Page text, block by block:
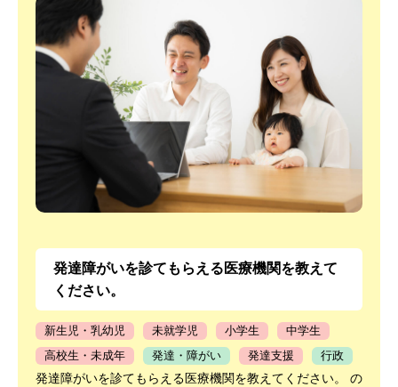
発達障がいを診てもらえる医療機関を教えて
ください。
新生児・乳幼児 未就学児 小学生
中学生
高校生・未成年
発達・障がい 発達支援 行政
発達障がいを診てもらえる医療機関を教えてください。 の